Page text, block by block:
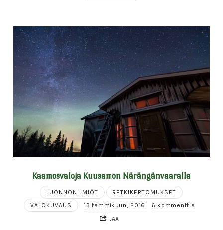
Kaamosvaloja Kuusamon Närängänvaaralla
LUONNONILMIÖT
RETKIKERTOMUKSET
VALOKUVAUS
13 tammikuun, 2016
6 kommenttia
JAA